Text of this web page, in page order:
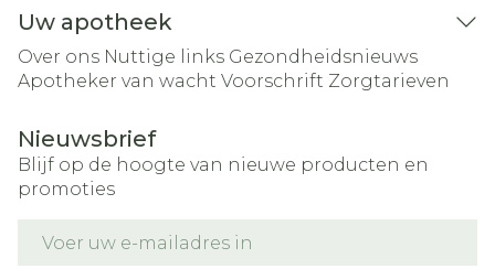
Uw apotheek
Over ons Nuttige links Gezondheidsnieuws
Apotheker van wacht Voorschrift Zorgtarieven
Nieuwsbrief
Blijf op de hoogte van nieuwe producten en
promoties